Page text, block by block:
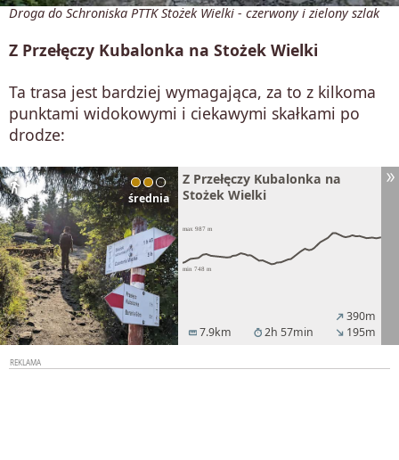
Droga do Schroniska PTTK Stożek Wielki - czerwony i zielony szlak
Z Przełęczy Kubalonka na Stożek Wielki
Ta trasa jest bardziej wymagająca, za to z kilkoma
punktami widokowymi i ciekawymi skałkami po
drodze:
średnia
directions_walk
Z Przełęczy Kubalonka na
Stożek Wielki
straighten 7.9km timer 2h 57min
north_east 390m
south_east 195m